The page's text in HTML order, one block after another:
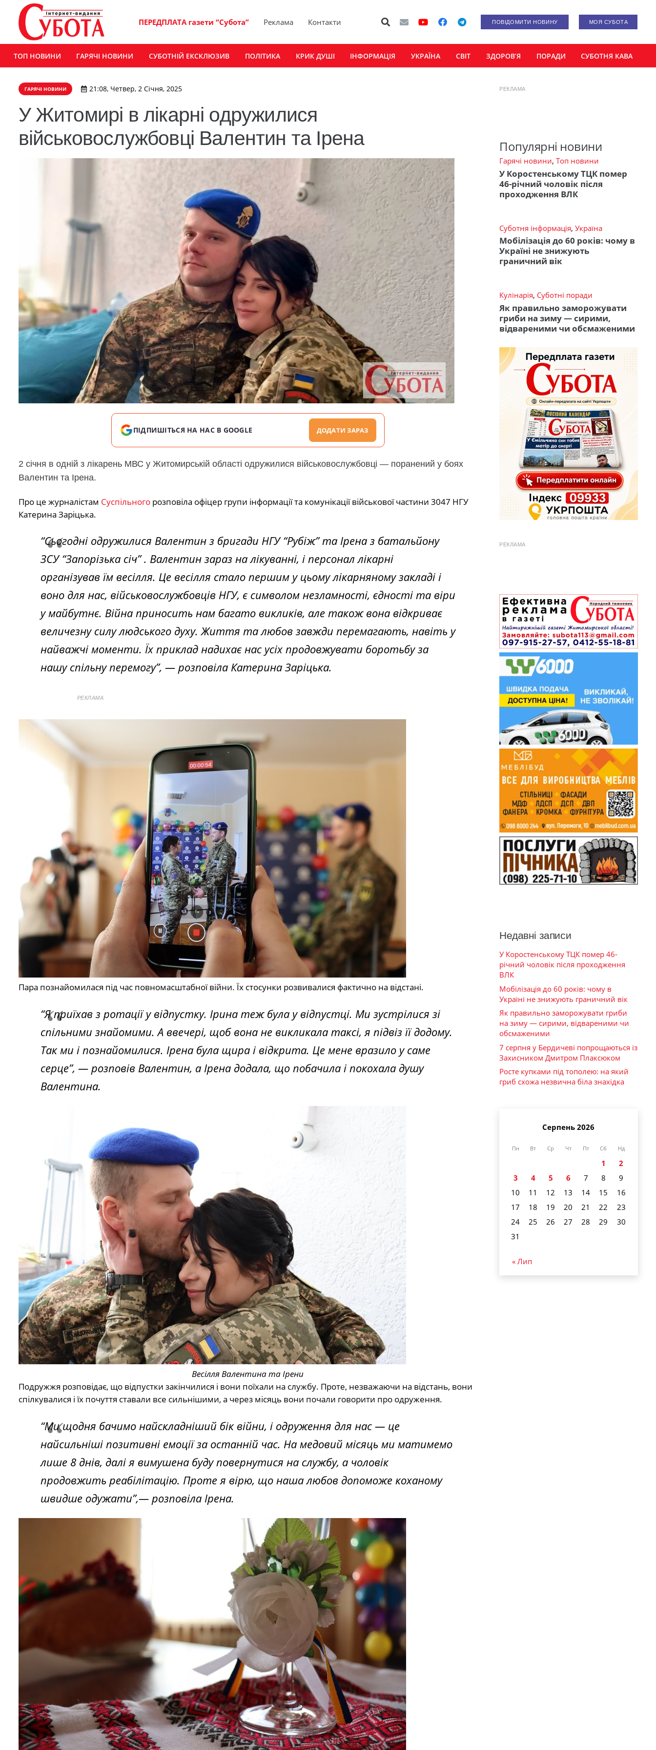
ПЕРЕДПЛАТА газети “Субота” Реклама Контакти ПОВІДОМИТИ НОВИНУ МОЯ СУБОТА
ТОП НОВИНИ ГАРЯЧІ НОВИНИ СУБОТНІЙ ЕКСКЛЮЗИВ ПОЛІТИКА КРИК ДУШІ ІНФОРМАЦІЯ УКРАЇНА СВІТ ЗДОРОВ’Я ПОРАДИ СУБОТНЯ КАВА
ГАРЯЧІ НОВИНИ 21:08, Четвер, 2 Січня, 2025
У Житомирі в лікарні одружилися
військовослужбовці Валентин та Ірена
ПІДПИШІТЬСЯ НА НАС В GOOGLE ДОДАТИ ЗАРАЗ
2 січня в одній з лікарень МВС у Житомирській області одружилися військовослужбовці — поранений у боях
Валентин та Ірена.
Про це журналістам Суспільногорозповіла офіцер групи інформації та комунікації військової частини 3047 НГУ
Катерина Заріцька.
“Сьогодні одружилися Валентин з бригади НГУ “Рубіж” та Ірена з батальйону
ЗСУ “Запорізька січ” . Валентин зараз на лікуванні, і персонал лікарні
організував їм весілля. Це весілля стало першим у цьому лікарняному закладі і
воно для нас, військовослужбовців НГУ, є символом незламності, єдності та віри
у майбутнє. Війна приносить нам багато викликів, але також вона відкриває
величезну силу людського духу. Життя та любов завжди перемагають, навіть у
найважчі моменти. Їх приклад надихає нас усіх продовжувати боротьбу за
нашу спільну перемогу”, — розповіла Катерина Заріцька.
РЕКЛАМА
Пара познайомилася під час повномасштабної війни. Їх стосунки розвивалися фактично на відстані.
“Я приїхав з ротації у відпустку. Ірина теж була у відпустці. Ми зустрілися зі
спільними знайомими. А ввечері, щоб вона не викликала таксі, я підвіз її додому.
Так ми і познайомилися. Ірена була щира і відкрита. Це мене вразило у саме
серце”, — розповів Валентин, а Ірена додала, що побачила і покохала душу
Валентина.
Весілля Валентина та Ірени
Подружжя розповідає, що відпустки закінчилися і вони поїхали на службу. Проте, незважаючи на відстань, вони
спілкувалися і їх почуття ставали все сильнішими, а через місяць вони почали говорити про одруження.
“Ми щодня бачимо найскладніший бік війни, і одруження для нас — це
найсильніші позитивні емоції за останній час. На медовий місяць ми матимемо
лише 8 днів, далі я вимушена буду повернутися на службу, а чоловік
продовжить реабілітацію. Проте я вірю, що наша любов допоможе коханому
швидше одужати”,— розповіла Ірена.
РЕКЛАМА
Популярні новини
Гарячі новини, Топ новини
У Коростенському ТЦК помер
46-річний чоловік після
проходження ВЛК
Суботня інформація, Україна
Мобілізація до 60 років: чому в
Україні не знижують
граничний вік
Кулінарія, Суботні поради
Як правильно заморожувати
гриби на зиму — сирими,
відвареними чи обсмаженими
РЕКЛАМА
Недавні записи
У Коростенському ТЦК помер 46-
річний чоловік після проходження
ВЛК
Мобілізація до 60 років: чому в
Україні не знижують граничний вік
Як правильно заморожувати гриби
на зиму — сирими, відвареними чи
обсмаженими
7 серпня у Бердичеві попрощаються із
Захисником Дмитром Плаксюком
Росте купками під тополею: на який
гриб схожа незвична біла знахідка
Серпень 2026
Пн Вт Ср Чт Пт Сб Нд
1
2
3
4 5 6 7 8
9
10
11 12 13 14 15
16
17
18 19 20 21 22
23
24
25 26 27 28 29
30
31
« Лип